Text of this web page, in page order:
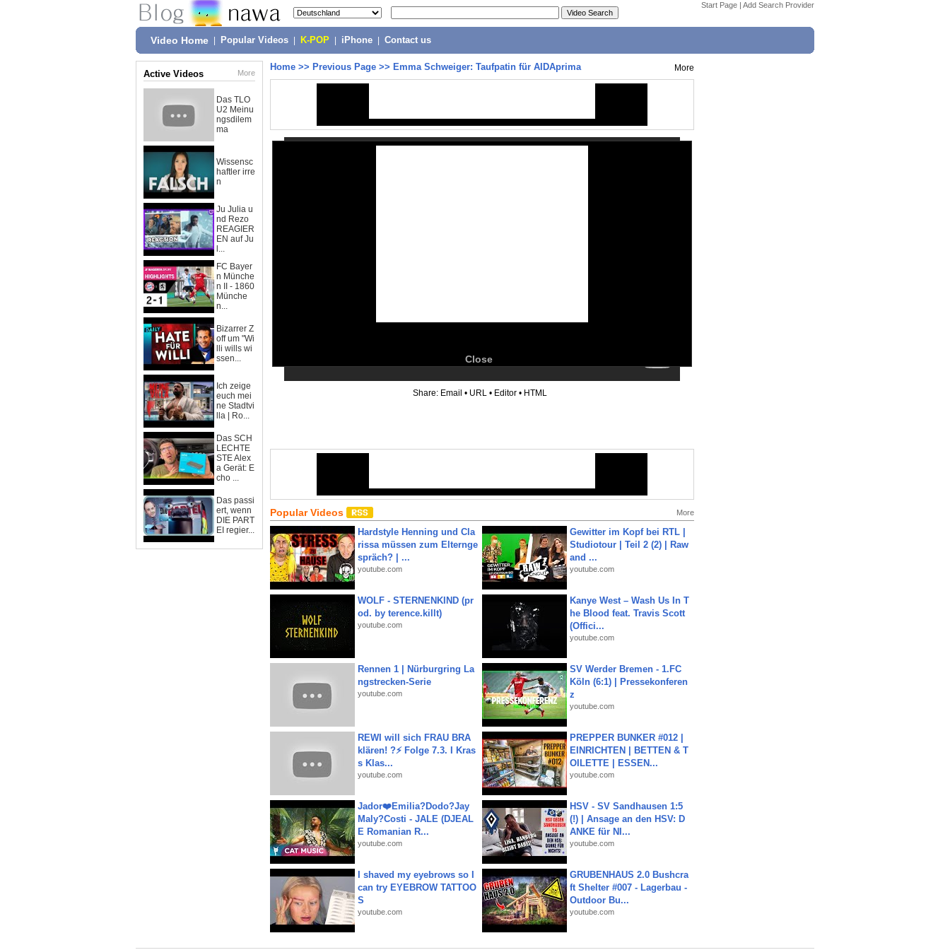
Start Page | Add Search Provider
Video Home Popular Videos K-POP iPhone Contact us
Active Videos More
Das TLO
U2 Meinu
ngsdilem
ma
Wissensc
haftler irre
n
Ju Julia u
nd Rezo
REAGIER
EN auf Ju
l...
FC Bayer
n Münche
n II - 1860
Münche
n...
Bizarrer Z
off um "Wi
lli wills wi
ssen...
Ich zeige
euch mei
ne Stadtvi
lla | Ro...
Das SCH
LECHTE
STE Alex
a Gerät: E
cho ...
Das passi
ert, wenn
DIE PART
EI regier...
Home >> Previous Page >> Emma Schweiger: Taufpatin für AIDAprima More
Close
Share: Email • URL • Editor • HTML
Popular Videos More
Hardstyle Henning und Cla
rissa müssen zum Elternge
spräch? | ...
youtube.com
Gewitter im Kopf bei RTL |
Studiotour | Teil 2 (2) | Raw
and ...
youtube.com
WOLF - STERNENKIND (pr
od. by terence.killt)
youtube.com
Kanye West – Wash Us In T
he Blood feat. Travis Scott
(Offici...
youtube.com
Rennen 1 | Nürburgring La
ngstrecken-Serie
youtube.com
SV Werder Bremen - 1.FC
Köln (6:1) | Pressekonferen
z
youtube.com
REWI will sich FRAU BRA
klären! ?⚡️ Folge 7.3. I Kras
s Klas...
youtube.com
PREPPER BUNKER #012 |
EINRICHTEN | BETTEN & T
OILETTE | ESSEN...
youtube.com
Jador❤️Emilia?Dodo?Jay
Maly?Costi - JALE (DJEAL
E Romanian R...
youtube.com
HSV - SV Sandhausen 1:5
(!) | Ansage an den HSV: D
ANKE für NI...
youtube.com
I shaved my eyebrows so I
can try EYEBROW TATTOO
S
youtube.com
GRUBENHAUS 2.0 Bushcra
ft Shelter #007 - Lagerbau -
Outdoor Bu...
youtube.com